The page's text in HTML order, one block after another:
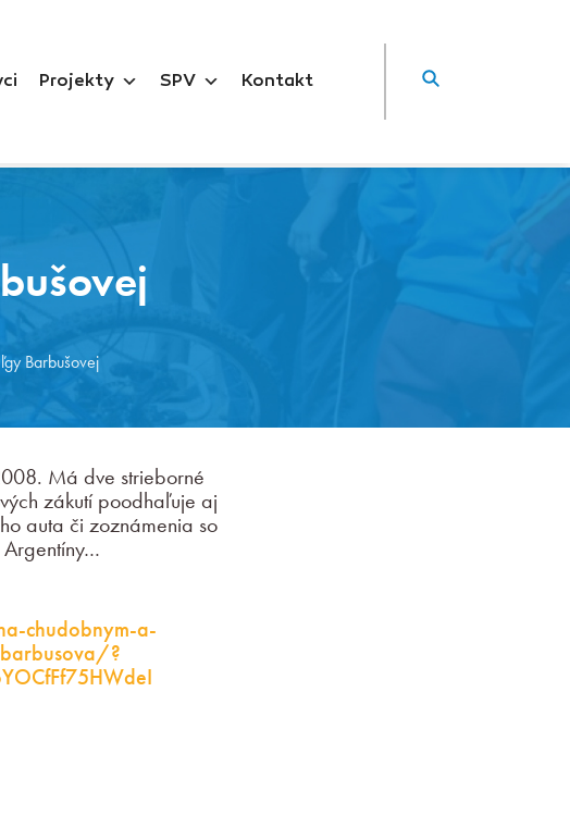
Projekty SPV Kontakt
Barbušovej
Má dve strieborné
zákutí poodhaľuje aj
auta či zoznámenia so
Argentíny…
chudobnym-a-
?